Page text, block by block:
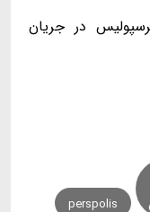
در جریان
perspolis